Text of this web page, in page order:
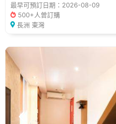
最早可預訂日期：2026-08-09
500+人曾訂購
長洲 東灣